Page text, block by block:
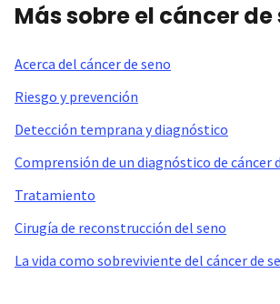
Más sobre el cáncer de
Acerca del cáncer de seno
Riesgo y prevención
Detección temprana y diagnóstico
Comprensión de un diagnóstico de cáncer
Tratamiento
Cirugía de reconstrucción del seno
La vida como sobreviviente del cáncer de